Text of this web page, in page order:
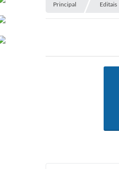
Principal Editais